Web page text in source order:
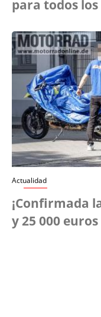
para todos
Actualidad
¡Confirmada
y 25 000 euros